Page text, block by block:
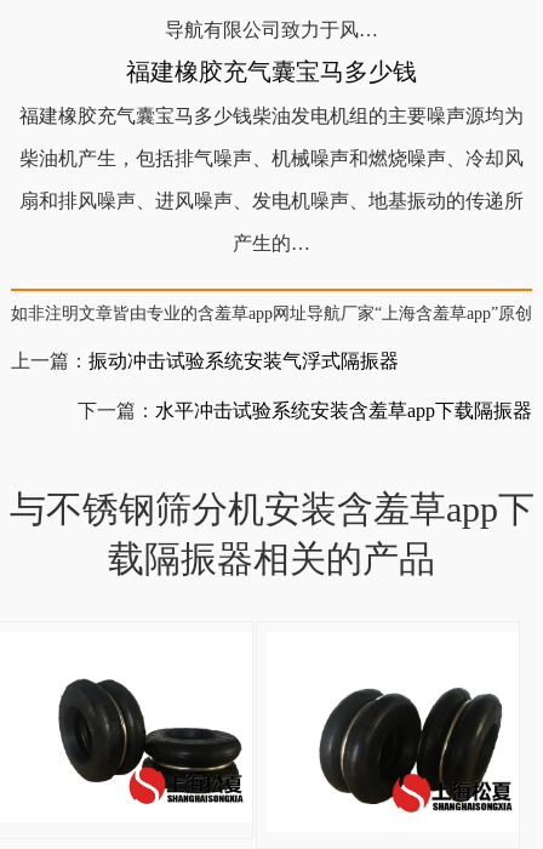
导航有限公司致力于风…
福建橡胶充气囊宝马多少钱
福建橡胶充气囊宝马多少钱柴油发电机组的主要噪声源均为
柴油机产生，包括排气噪声、机械噪声和燃烧噪声、冷却风
扇和排风噪声、进风噪声、发电机噪声、地基振动的传递所
产生的…
如非注明文章皆由专业的含羞草app网址导航厂家“上海含羞草app”原创
上一篇： 振动冲击试验系统安装气浮式隔振器
下一篇： 水平冲击试验系统安装含羞草app下载隔振器
与不锈钢筛分机安装含羞草app下
载隔振器相关的产品
型
自